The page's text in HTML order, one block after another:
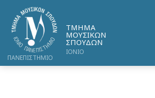
ΤΜΗΜΑ
ΜΟΥΣΙΚΩΝ
ΣΠΟΥΔΩΝ
ΙΟΝΙΟ
ΠΑΝΕΠΙΣΤΗΜΙΟ